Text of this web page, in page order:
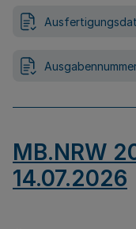
MB.NRW
14.07.2026